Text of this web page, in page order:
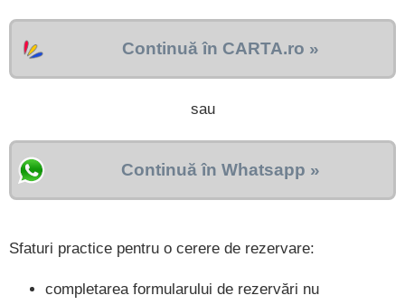
Continuă în CARTA.ro »
sau
Continuă în Whatsapp »
Sfaturi practice pentru o cerere de rezervare:
completarea formularului de rezervări nu